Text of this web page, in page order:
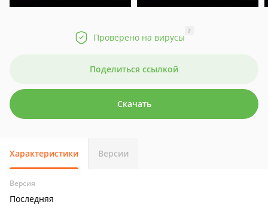
Проверено на вирусы
?
Поделиться ссылкой
Скачать
Характеристики Версии
Версия
Последняя